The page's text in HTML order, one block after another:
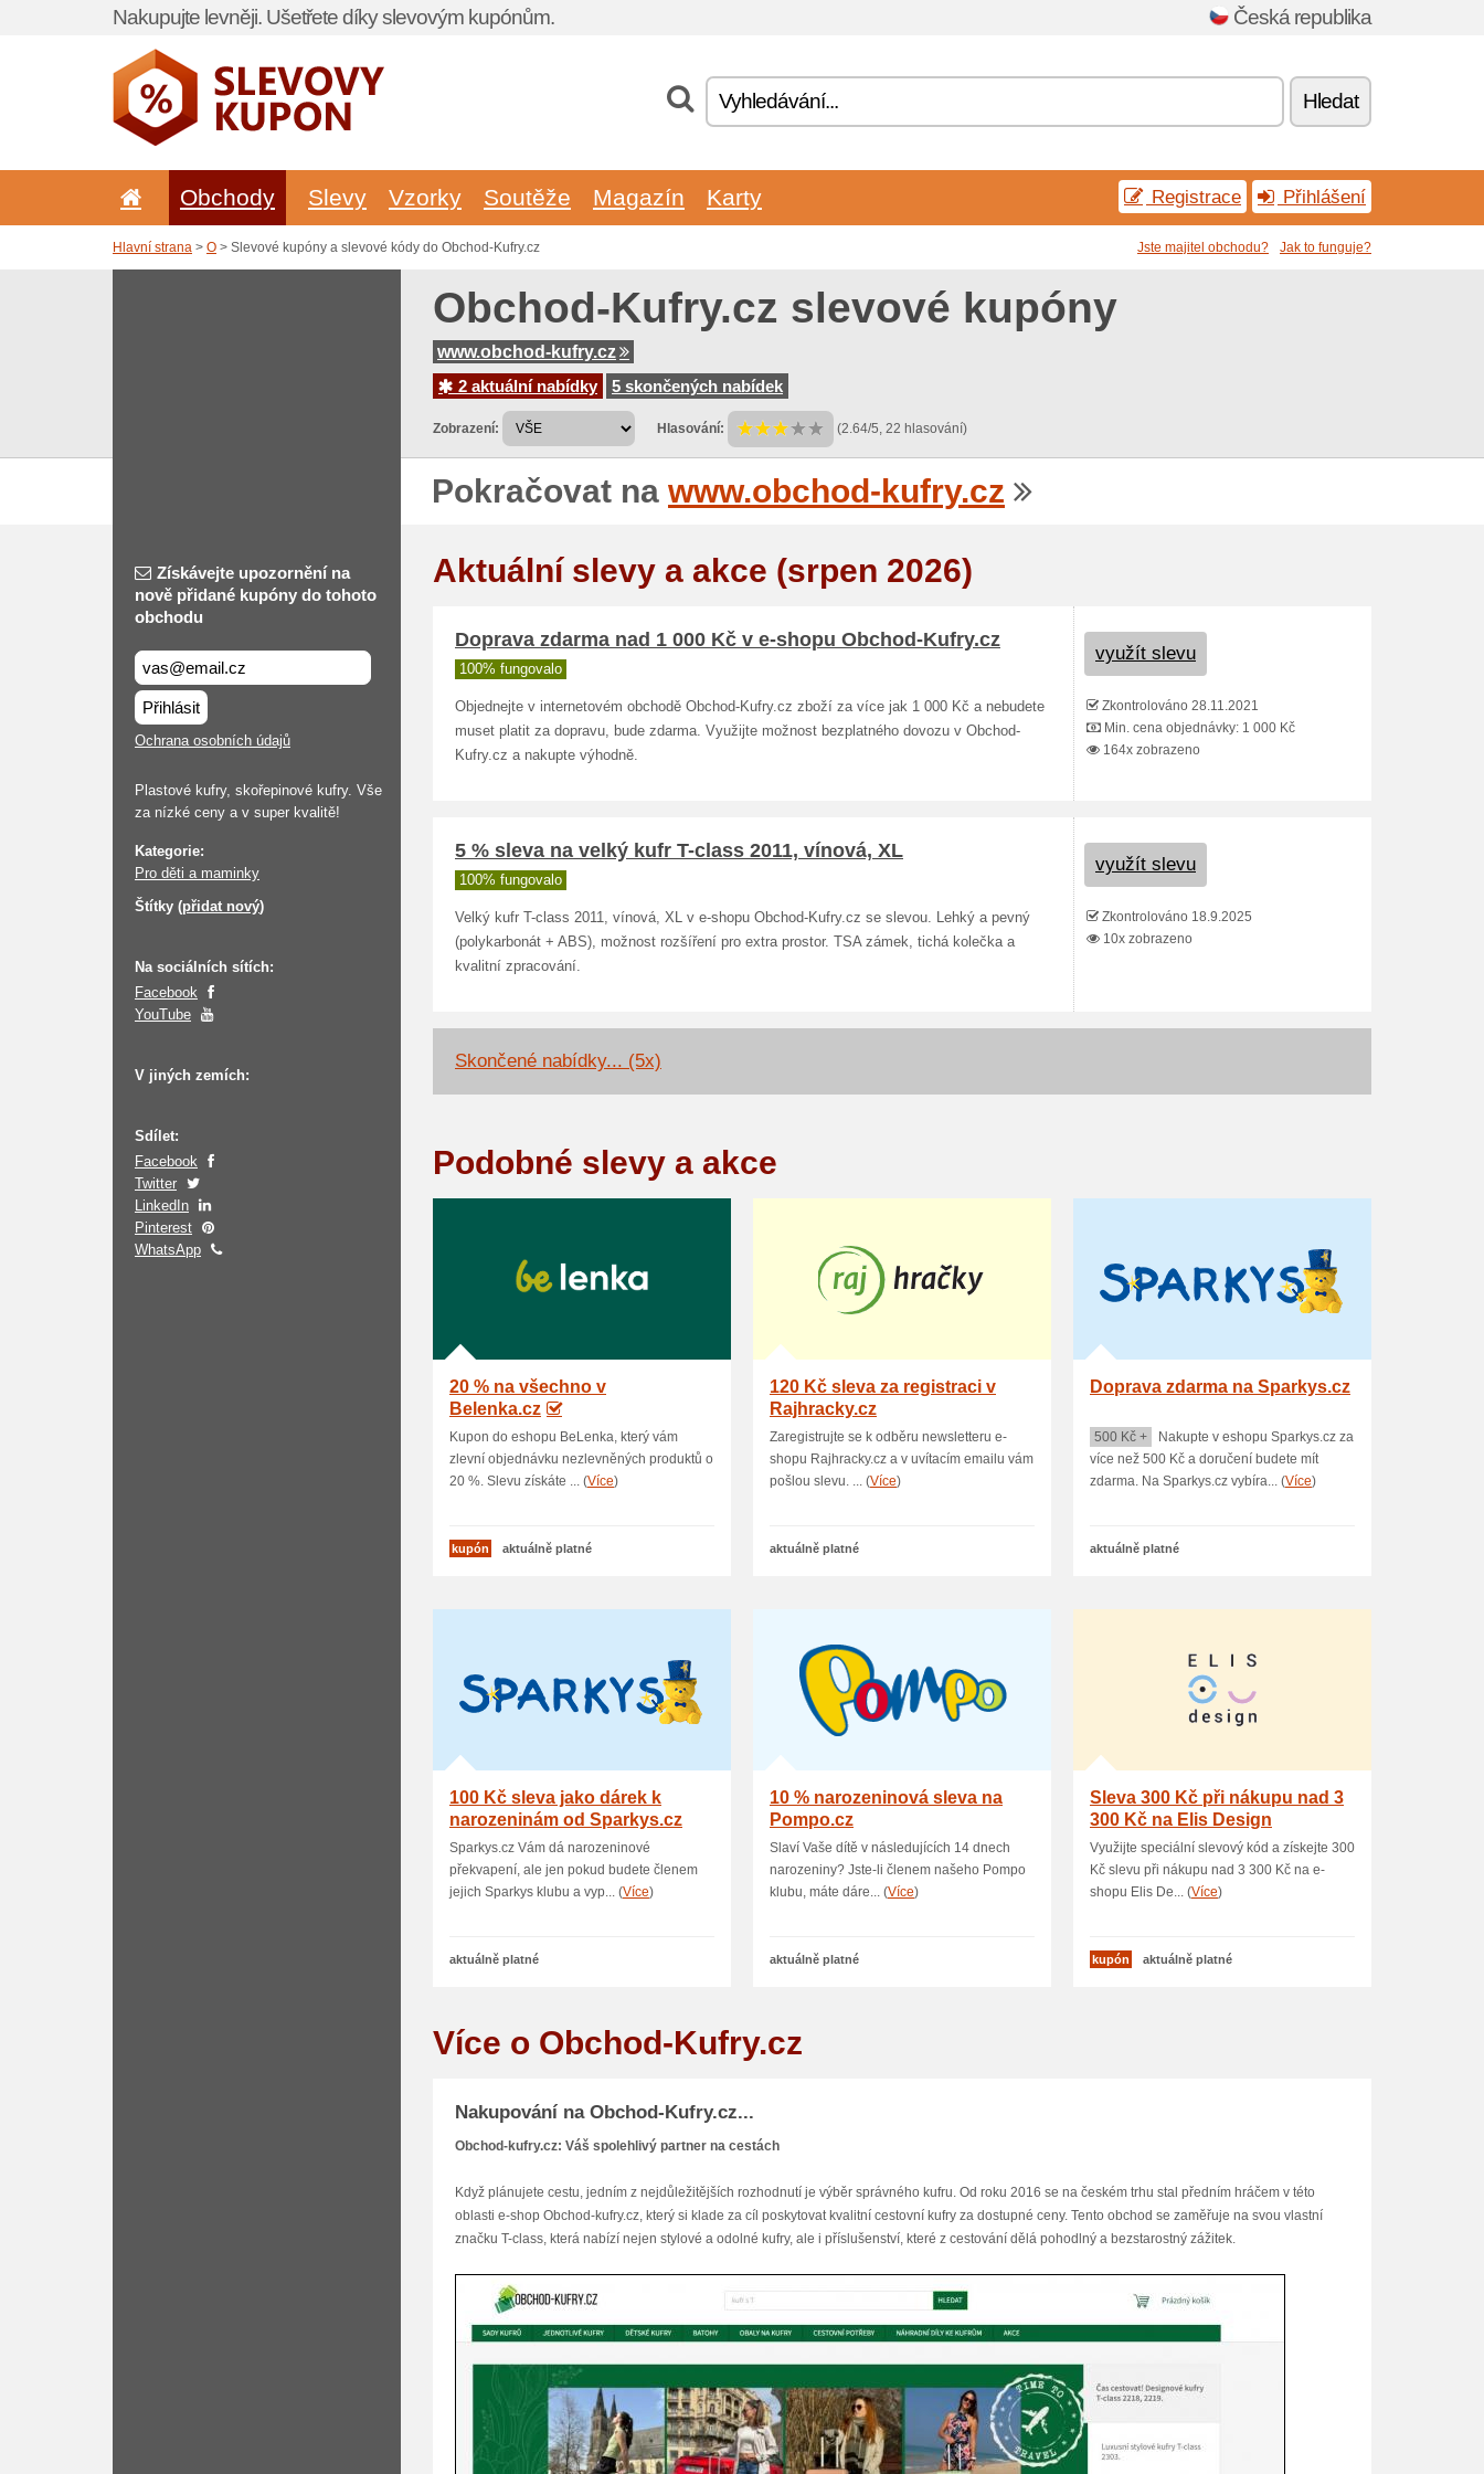
Nakupujte levněji. Ušetřete díky slevovým kupónům. Česká republika
Hledat
Obchody Slevy Vzorky Soutěže Magazín Karty Registrace Přihlášení
Hlavní strana > O > Slevové kupóny a slevové kódy do Obchod-Kufry.cz Jste majitel obchodu? Jak to funguje?
Obchod-Kufry.cz slevové kupóny
www.obchod-kufry.cz
2 aktuální nabídky
5 skončených nabídek
Zobrazení: Hlasování: (2.64/5, 22 hlasování)
Pokračovat na www.obchod-kufry.cz
Získávejte upozornění na
nově přidané kupóny do tohoto
obchodu
Přihlásit
Ochrana osobních údajů
Plastové kufry, skořepinové kufry. Vše
za nízké ceny a v super kvalitě!
Kategorie:
Pro děti a maminky
Štítky (přidat nový)
Na sociálních sítích:
Facebook
YouTube
V jiných zemích:
Sdílet:
Facebook
Twitter
LinkedIn
Pinterest
WhatsApp
Aktuální slevy a akce (srpen 2026)
Doprava zdarma nad 1 000 Kč v e-shopu Obchod-Kufry.cz
100% fungovalo
Objednejte v internetovém obchodě Obchod-Kufry.cz zboží za více jak 1 000 Kč a nebudete
muset platit za dopravu, bude zdarma. Využijte možnost bezplatného dovozu v Obchod-
Kufry.cz a nakupte výhodně.
využít slevu
Zkontrolováno 28.11.2021
Min. cena objednávky: 1 000 Kč
164x zobrazeno
5 % sleva na velký kufr T-class 2011, vínová, XL
100% fungovalo
Velký kufr T-class 2011, vínová, XL v e-shopu Obchod-Kufry.cz se slevou. Lehký a pevný
(polykarbonát + ABS), možnost rozšíření pro extra prostor. TSA zámek, tichá kolečka a
kvalitní zpracování.
využít slevu
Zkontrolováno 18.9.2025
10x zobrazeno
Skončené nabídky... (5x)
Podobné slevy a akce
20 % na všechno v
Belenka.cz
Kupon do eshopu BeLenka, který vám
zlevní objednávku nezlevněných produktů o
20 %. Slevu získáte ... (Více)
kupón aktuálně platné
120 Kč sleva za registraci v
Rajhracky.cz
Zaregistrujte se k odběru newsletteru e-
shopu Rajhracky.cz a v uvítacím emailu vám
pošlou slevu. ... (Více)
aktuálně platné
Doprava zdarma na Sparkys.cz
500 Kč +
Nakupte v eshopu Sparkys.cz za
více než 500 Kč a doručení budete mít
zdarma. Na Sparkys.cz vybíra... (Více)
aktuálně platné
100 Kč sleva jako dárek k
narozeninám od Sparkys.cz
Sparkys.cz Vám dá narozeninové
překvapení, ale jen pokud budete členem
jejich Sparkys klubu a vyp... (Více)
aktuálně platné
10 % narozeninová sleva na
Pompo.cz
Slaví Vaše dítě v následujících 14 dnech
narozeniny? Jste-li členem našeho Pompo
klubu, máte dáre... (Více)
aktuálně platné
Sleva 300 Kč při nákupu nad 3
300 Kč na Elis Design
Využijte speciální slevový kód a získejte 300
Kč slevu při nákupu nad 3 300 Kč na e-
shopu Elis De... (Více)
kupón aktuálně platné
Více o Obchod-Kufry.cz
Nakupování na Obchod-Kufry.cz...
Obchod-kufry.cz: Váš spolehlivý partner na cestách
Když plánujete cestu, jedním z nejdůležitějších rozhodnutí je výběr správného kufru. Od roku 2016 se na českém trhu stal předním hráčem v této
oblasti e-shop Obchod-kufry.cz, který si klade za cíl poskytovat kvalitní cestovní kufry za dostupné ceny. Tento obchod se zaměřuje na svou vlastní
značku T-class, která nabízí nejen stylové a odolné kufry, ale i příslušenství, které z cestování dělá pohodlný a bezstarostný zážitek.